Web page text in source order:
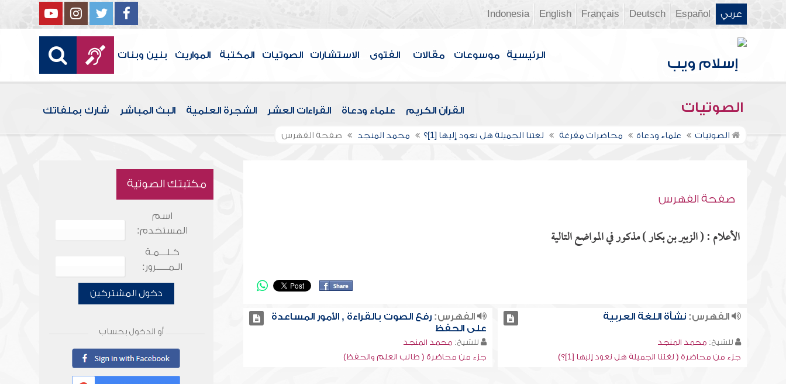
عربي Español
Deutsch
Français
English
Indonesia
الرئيسية موسوعات مقالات الفتوى الاستشارات الصوتيات المكتبة المواريث بنين وبنات
الصوتيات القرآن الكريم علماء ودعاة القراءات العشر الشجرة العلمية البث المباشر شارك بملفاتك
الصوتيات علماء ودعاة محاضرات مفرغة لغتنا الجميلة هل نعود إليها [1]؟ محمد المنجد صفحة الفهرس
صفحة الفهرس
الأعلام : ( الزبير بن بكار ) مذكور في المواضع التالية
الفهرس:نشأة اللغة العربية
للشيخ: محمد المنجد
جزء من محاضرة ( لغتنا الجميلة هل نعود إليها [1]؟)
الفهرس: رفع الصوت بالقراءة , الأمور المساعدة
على الحفظ
للشيخ: محمد المنجد
جزء من محاضرة ( طالب العلم والحفظ)
مكتبتك الصوتية
اسم
المستخدم:
كـلـــمـة
الـمـــــرور:
دخول المشتركين
أو الدخول بحساب